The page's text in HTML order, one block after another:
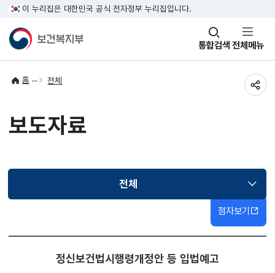
이 누리집은 대한민국 공식 전자정부 누리집입니다.
통합검색
창
열기 전체메뉴
홈 전체
보도자료
전체선택됨
점자보기
정신보건법시행령개정안 등 입법예고